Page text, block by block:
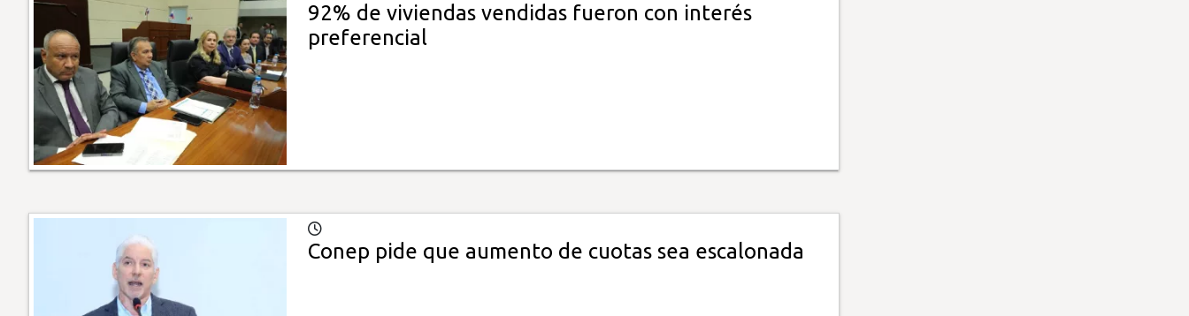
92% de viviendas vendidas fueron con interés
preferencial
Conep pide que aumento de cuotas sea escalonada